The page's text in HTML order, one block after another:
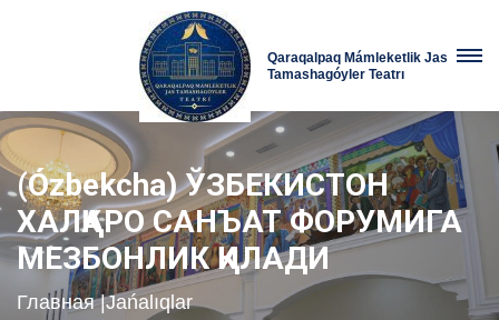
Qaraqalpaq Mámleketlik Jas
Tamashagóyler Teatrı
(Ózbekcha) ЎЗБЕКИСТОН
ХАЛҚАРО САНЪАТ ФОРУМИГА
МЕЗБОНЛИК ҚИЛАДИ
Главная |Jańalıqlar